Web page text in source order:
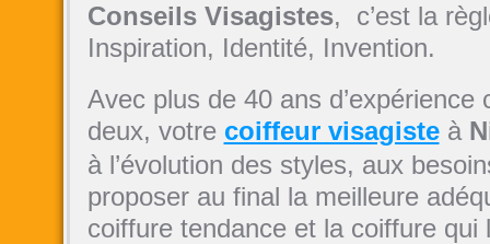
Conseils Visagistes, c’est la
Inspiration, Identité, Invention.
Avec plus de 40 ans d’expérience
deux, votre coiffeur visagisteà
à l’évolution des styles, aux
proposer au final la meilleure
coiffure tendance et la coiffure qui